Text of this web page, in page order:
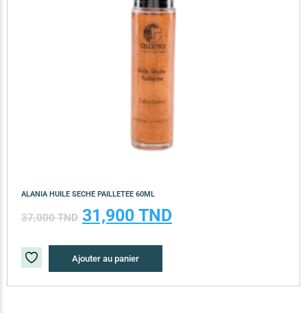
ALANIA HUILE SECHE PAILLETEE 60ML
37,000TND 31,900 TND
Ajouter au panier